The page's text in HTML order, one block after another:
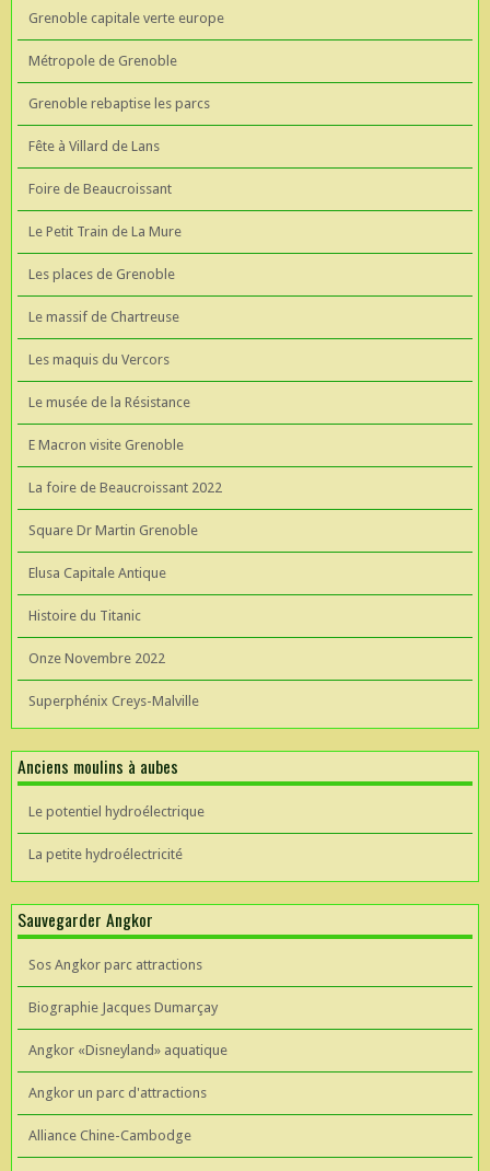
Grenoble capitale verte europe
Métropole de Grenoble
Grenoble rebaptise les parcs
Fête à Villard de Lans
Foire de Beaucroissant
Le Petit Train de La Mure
Les places de Grenoble
Le massif de Chartreuse
Les maquis du Vercors
Le musée de la Résistance
E Macron visite Grenoble
La foire de Beaucroissant 2022
Square Dr Martin Grenoble
Elusa Capitale Antique
Histoire du Titanic
Onze Novembre 2022
Superphénix Creys-Malville
Anciens moulins à aubes
Le potentiel hydroélectrique
La petite hydroélectricité
Sauvegarder Angkor
Sos Angkor parc attractions
Biographie Jacques Dumarçay
Angkor «Disneyland» aquatique
Angkor un parc d'attractions
Alliance Chine-Cambodge